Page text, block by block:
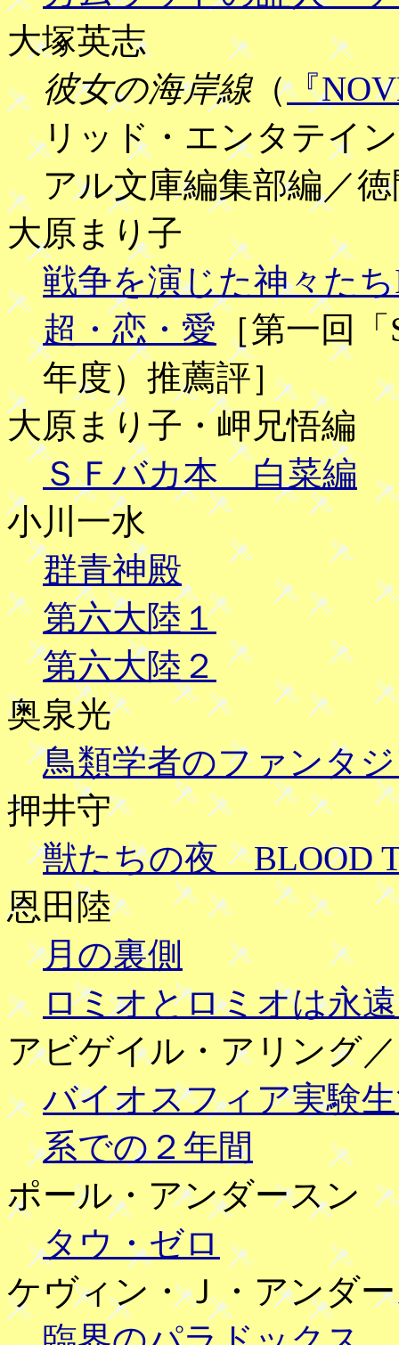
大塚英志
彼女の海岸線（『
リッド・エンタテイ
アル文庫編集部編／
大原まり子
戦争を演じた神々た
超・恋・愛 ［第一回
年度）推薦評］
大原まり子・岬兄悟編
ＳＦバカ本 白菜編
小川一水
群青神殿
第六大陸１
第六大陸２
奥泉光
鳥類学者のファンタ
押井守
獣たちの夜 BLOOD
恩田陸
月の裏側
ロミオとロミオは永
アビゲイル・アリング
バイオスフィア実験
系での２年間
ポール・アンダースン
タウ・ゼロ
ケヴィン・Ｊ・アンダ